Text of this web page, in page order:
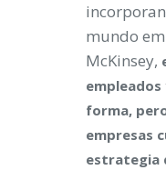
mundo
McKinsey,
empleados
forma,
empresas
estrategia